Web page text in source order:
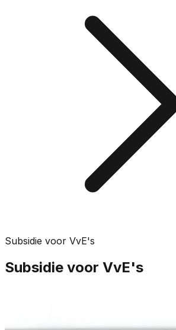
Subsidie voor VvE's
Subsidie voor VvE's